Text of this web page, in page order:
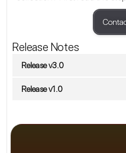
Release Notes
Release v3.0
Release v1.0